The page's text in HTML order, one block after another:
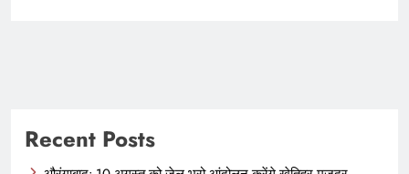
Recent Posts